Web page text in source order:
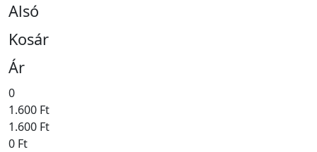
Alsó
Kosár
Ár
0
1.600 Ft
1.600 Ft
0 Ft